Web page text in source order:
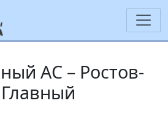
АС – Ростов-